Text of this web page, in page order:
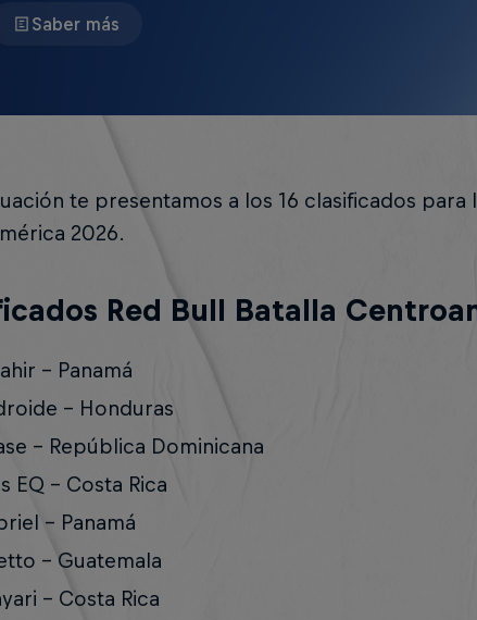
Saber más
te presentamos a los 16 clasificados para
2026.
Red Bull Batalla
- Panamá
- Honduras
- República Dominicana
EQ - Costa Rica
- Panamá
- Guatemala
- Costa Rica